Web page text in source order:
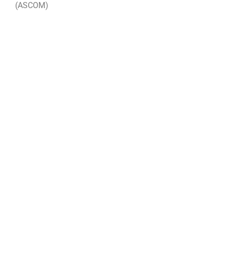
(ASCOM)